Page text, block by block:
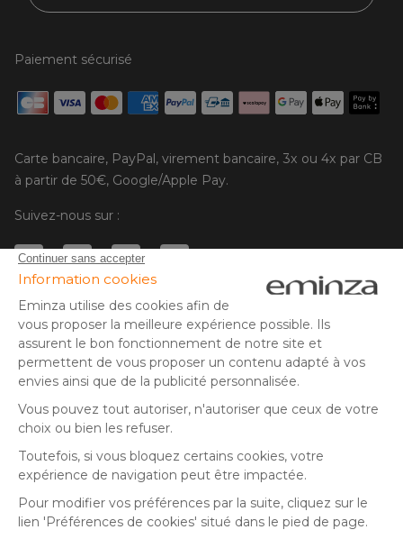
Paiement sécurisé
Carte bancaire, PayPal, virement bancaire, 3x ou 4x par CB
à partir de 50€, Google/Apple Pay.
Suivez-nous sur :
© Copyright 2025 Eminza | Tous droits réservés |
ESPAÑA
ITALIE
DEUTSCHLAND
NEDERLAND
DANMARK
FRA
* Vous disposez de 30 jours (à compter de la réception ou du
retrait de votre colis) pour effectuer un retour de produits et
vous faire rembourser. Hors colis volumineux
14 h (jours ouvrés - hors livraison éco)